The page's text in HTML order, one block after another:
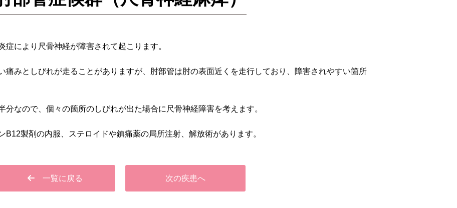
症により尺骨神経が障害されて起こります。
痛みとしびれが走ることがありますが、肘部管は肘の表面近くを走行しており、障害されやすい箇所
分なので、個々の箇所のしびれが出た場合に尺骨神経障害を考えます。
B12製剤の内服、ステロイドや鎮痛薬の局所注射、解放術があります。
一覧に戻る 次の疾患へ